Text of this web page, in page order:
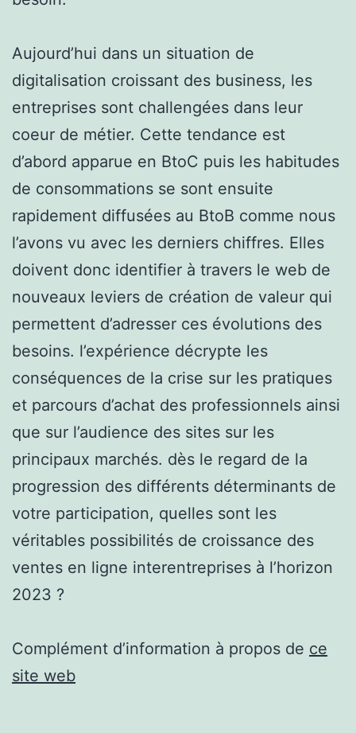
Aujourd’hui dans un situation de
digitalisation croissant des business, les
entreprises sont challengées dans leur
coeur de métier. Cette tendance est
d’abord apparue en BtoC puis les habitudes
de consommations se sont ensuite
rapidement diffusées au BtoB comme nous
l’avons vu avec les derniers chiffres. Elles
doivent donc identifier à travers le web de
nouveaux leviers de création de valeur qui
permettent d’adresser ces évolutions des
besoins. l’expérience décrypte les
conséquences de la crise sur les pratiques
et parcours d’achat des professionnels ainsi
que sur l’audience des sites sur les
principaux marchés. dès le regard de la
progression des différents déterminants de
votre participation, quelles sont les
véritables possibilités de croissance des
ventes en ligne interentreprises à l’horizon
2023 ?
Complément d’information à propos de ce
site web